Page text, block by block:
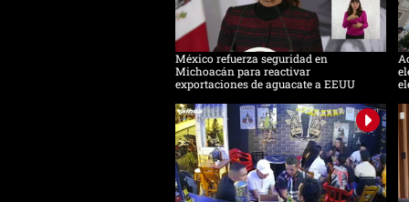
México refuerza seguridad en
Michoacán para reactivar
exportaciones de aguacate a EEUU